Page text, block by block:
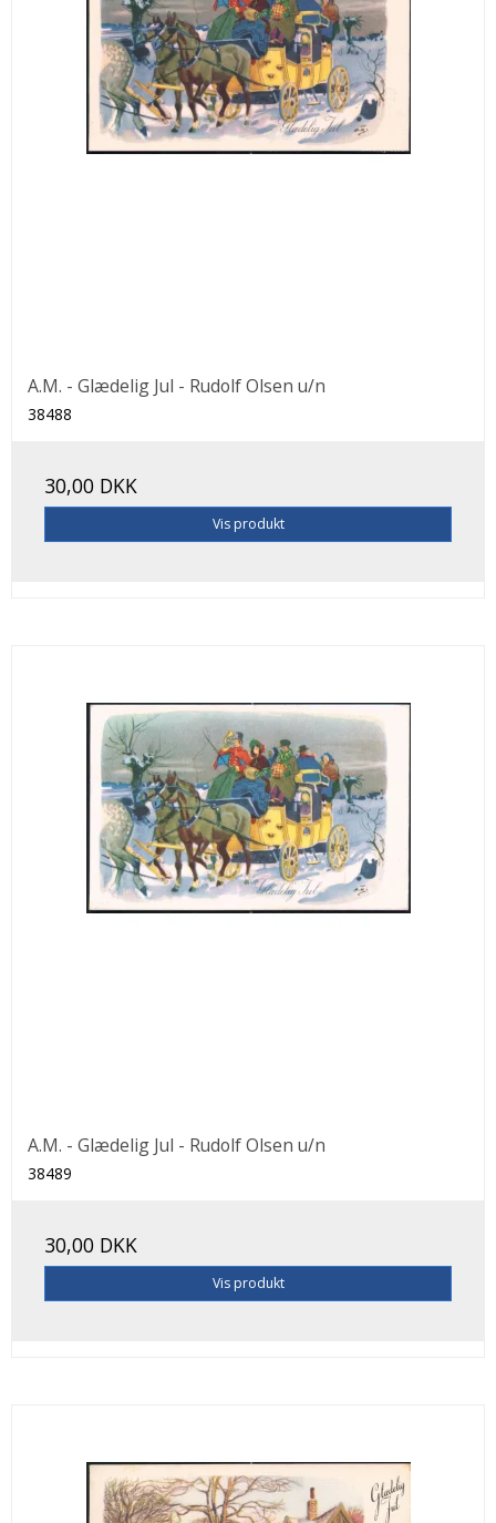
A.M. - Glædelig Jul - Rudolf Olsen u/n
38488
30,00 DKK
Vis produkt
A.M. - Glædelig Jul - Rudolf Olsen u/n
38489
30,00 DKK
Vis produkt